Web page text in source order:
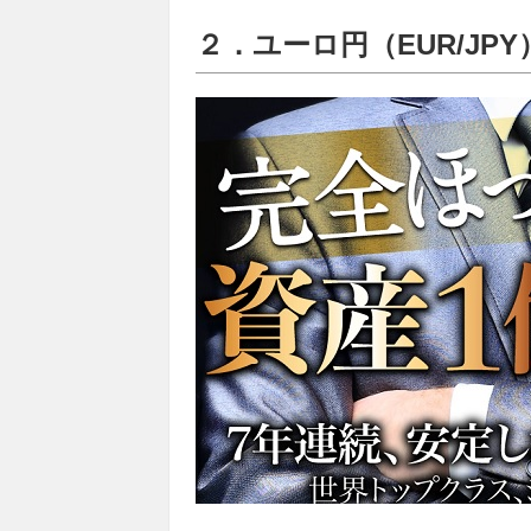
２．ユーロ円（EUR/JPY